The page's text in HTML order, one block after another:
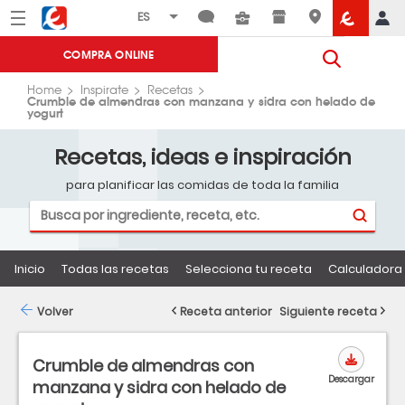
Menú Eroski
COMPRA ONLINE
Home Inspirate Recetas
Crumble de almendras con manzana y sidra con helado de
yogurt
Recetas, ideas e inspiración
para planificar las comidas de toda la familia
Inicio Todas las recetas Selecciona tu receta
Crumble de almendras con
manzana y sidra con helado de
Descargar
Volver Receta anterior Siguiente receta